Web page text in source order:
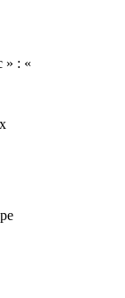
» : «